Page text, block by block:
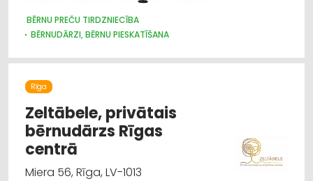
BĒRNU PREČU TIRDZNIECĪBA
BĒRNUDĀRZI, BĒRNU PIESKATĪŠANA
BĒRNU UN JAUNIEŠU BRĪVĀ LAIKA ORGANIZĒŠANA, NOMETNES
SPORTA ORGANIZĀCIJAS
SPORTA UN TŪRISMA PREČU TIRDZNIECĪBA
SPORTA UN TŪRISMA PREČU VAIRUMTIRDZNIECĪBA
MEDICĪNISKĀ PALĪDZĪBA: REHABILITĀCIJA
IZGLĪTĪBA: VISPĀRĒJĀ
Rīga
Zeltābele, privātais
bērnudārzs Rīgas
centrā
Miera 56, Rīga, LV-1013